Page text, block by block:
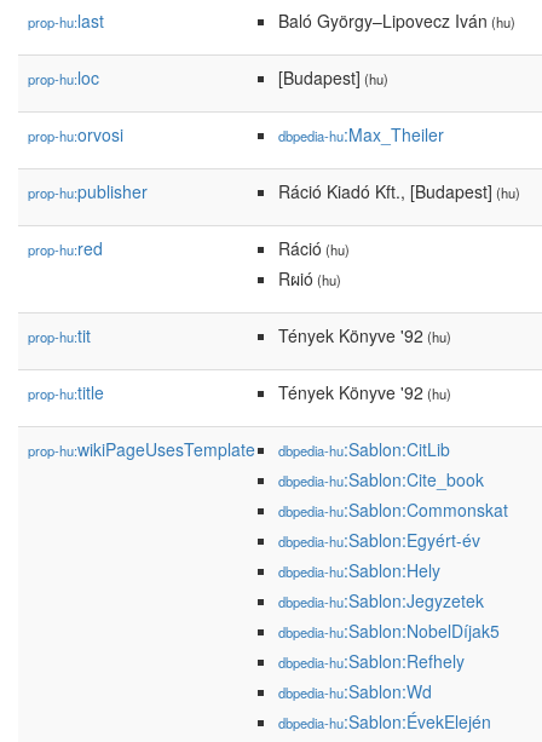
prop-hu:last Baló György–Lipovecz Iván (hu)
prop-hu:loc [Budapest] (hu)
prop-hu:orvosi dbpedia-hu:Max_Theiler
prop-hu:publisher Ráció Kiadó Kft., [Budapest] (hu)
prop-hu:red Ráció (hu)
Rผió (hu)
prop-hu:tit Tények Könyve '92 (hu)
prop-hu:title Tények Könyve '92 (hu)
prop-hu:wikiPageUsesTemplate dbpedia-hu:Sablon:CitLib
dbpedia-hu:Sablon:Cite_book
dbpedia-hu:Sablon:Commonskat
dbpedia-hu:Sablon:Egyért-év
dbpedia-hu:Sablon:Hely
dbpedia-hu:Sablon:Jegyzetek
dbpedia-hu:Sablon:NobelDíjak5
dbpedia-hu:Sablon:Refhely
dbpedia-hu:Sablon:Wd
dbpedia-hu:Sablon:ÉvekElején